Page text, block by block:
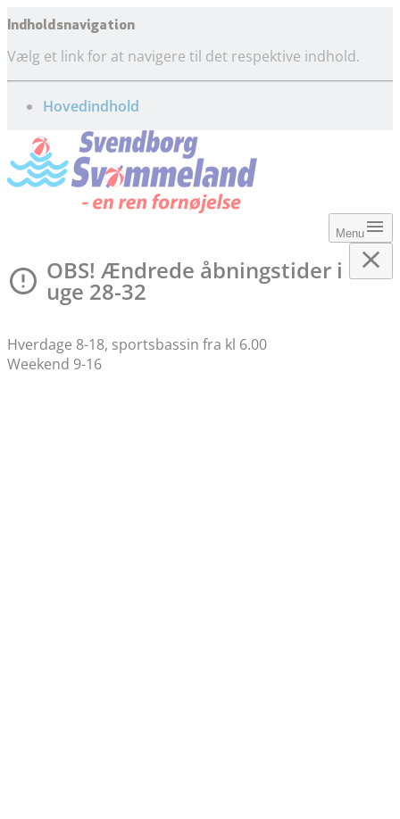
Indholdsnavigation
Vælg et link for at navigere til det respektive indhold.
gå til
Hovedindhold
Menu
OBS! Ændrede åbningstider i
uge 28-32
Hverdage 8-18, sportsbassin fra kl 6.00
Weekend 9-16